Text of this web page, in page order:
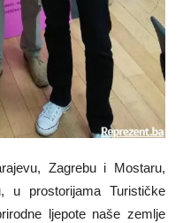
Zagrebu i Mostaru,
u prostorijama Turističke
ljepote naše zemlje